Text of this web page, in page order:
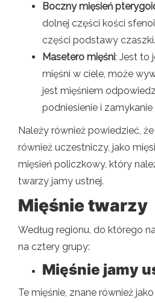
Boczny mięsień
dolnej części kości
części podstawy czaszki.
Masetero mięśni: Jest to
mięśni w ciele, może
jest mięśniem
podniesienie i zamykanie
Należy również powiedzieć,
również uczestniczy, jako
mięsień policzkowy, który
twarzy jamy ustnej.
Mięśnie twarzy
Według regionu, do którego
na cztery grupy:
Mięśnie jamy
Te mięśnie, znane również